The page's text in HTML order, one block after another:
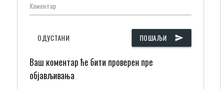
Коментар
ПОШАЉИ send
ОДУСТАНИ
Ваш коментар ће бити проверен пре
објављивања